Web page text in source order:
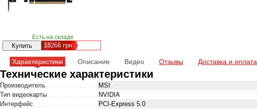
Есть на складе
18266грн
Характеристики Описание Видео Отзывы Доставка и оплата
Технические характеристики
Производитель
MSI
Тип видеокарты
NVIDIA
Интерфейс
PCI-Express 5.0